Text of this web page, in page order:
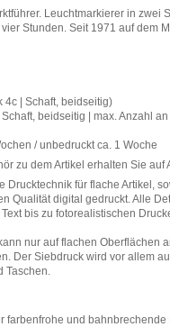
Leuchtmarkierer in zwei
Stunden. Seit 1971 auf dem
4c | Schaft, beidseitig)
beidseitig | max. Anzahl
/ unbedruckt ca. 1 Woche
zu dem Artikel erhalten Sie auf
Drucktechnik für flache Artikel,
Qualität digital gedruckt. Alle
bis zu fotorealistischen
nur auf flachen Oberflächen
Der Siebdruck wird vor allem
Taschen.
farbenfrohe und